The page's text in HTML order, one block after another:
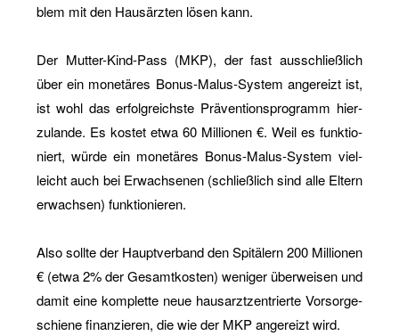
blem mit den Haus­ärz­ten lösen kann.
Der Mut­ter-Kind-Pass (MKP), der fast aus­schließ­lich
über ein mo­ne­tä­res Bo­nus-Ma­lus-Sys­tem an­ge­reizt ist,
ist wohl das er­folg­reichs­te Prä­ven­ti­ons­pro­gramm hier­
zu­lan­de. Es kos­tet etwa 60 Mil­lio­nen €. Weil es funk­tio­
niert, würde ein mo­ne­tä­res Bo­nus-Ma­lus-Sys­tem viel­
leicht auch bei Er­wach­se­nen (schließ­lich sind alle El­tern
er­wach­sen) funk­tio­nie­ren.
Also soll­te der Haupt­ver­band den Spi­tä­lern 200 Mil­lio­nen
€ (etwa 2% der Ge­samt­kos­ten) we­ni­ger über­wei­sen und
damit eine kom­plet­te neue haus­arzt­zen­trier­te Vor­sor­ge­
schie­ne fi­nan­zie­ren, die wie der MKP an­ge­reizt wird.